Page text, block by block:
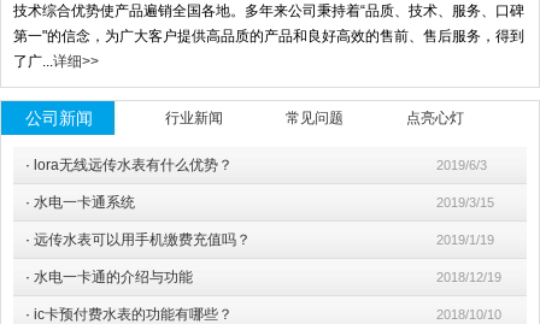
技术综合优势使产品遍销全国各地。多年来公司秉持着“品质、技术、服务、口碑
第一"的信念，为广大客户提供高品质的产品和良好高效的售前、售后服务，得到
了广... 详细>>
公司新闻 行业新闻 常见问题 点亮心灯
· lora无线远传水表有什么优势？ 2019/6/3
· 水电一卡通系统 2019/3/15
· 远传水表可以用手机缴费充值吗？ 2019/1/19
· 水电一卡通的介绍与功能 2018/12/19
· ic卡预付费水表的功能有哪些？ 2018/10/10